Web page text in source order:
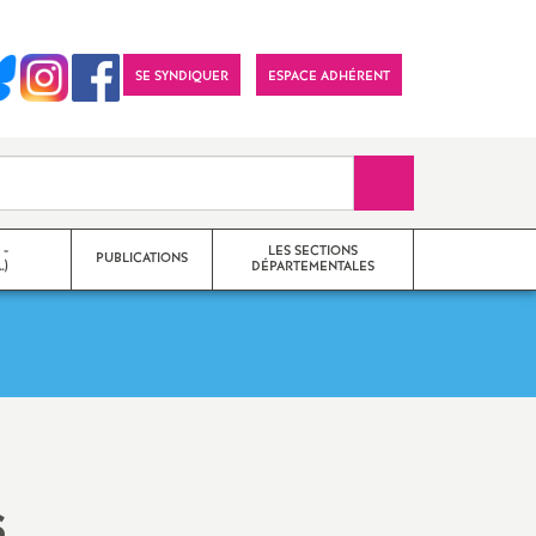
SE SYNDIQUER ESPACE ADHÉRENT
-
PUBLICATIONS
LES SECTIONS
DÉPARTEMENTALES